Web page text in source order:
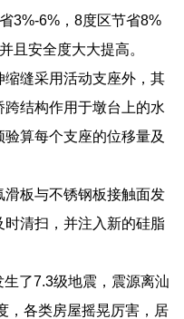
3%-6%，8度区节省8%
且安全度大大提高。
缝采用活动支座外，其
结构作用于墩台上的水
算每个支座的位移量及
板与不锈钢板接触面发
清扫，并注入新的硅脂
了7.3级地震，震源离汕
，各类房屋摇晃厉害，居